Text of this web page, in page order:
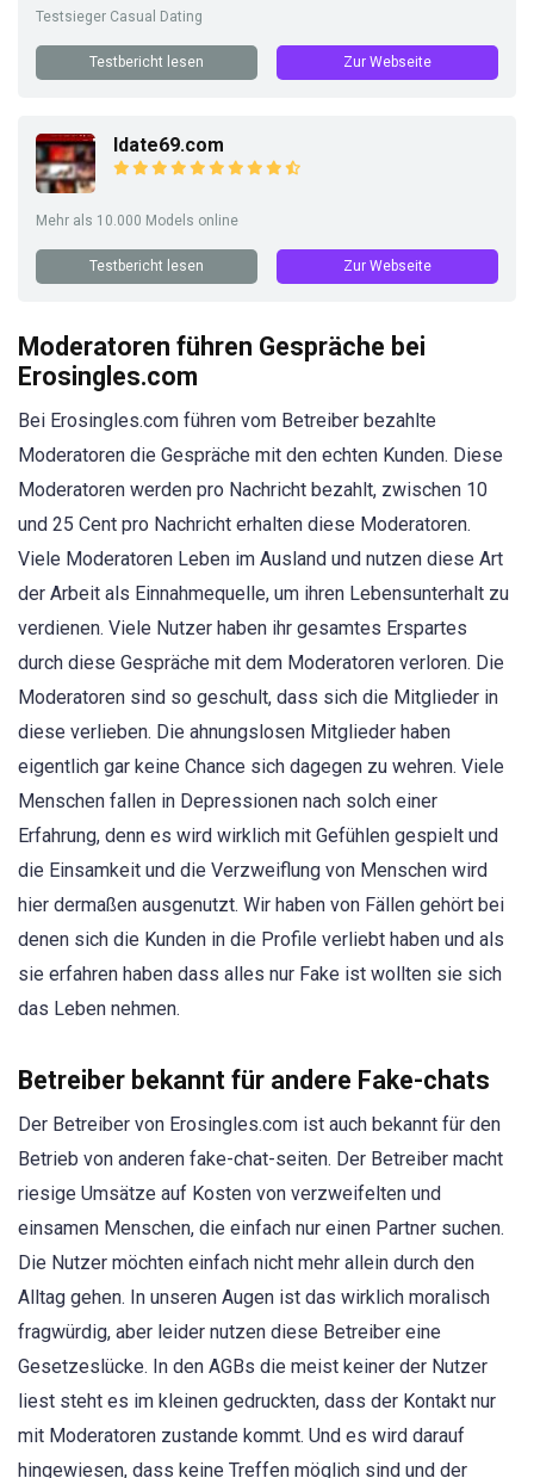
Testsieger Casual Dating
Testbericht lesen Zur Webseite
Idate69.com
Mehr als 10.000 Models online
Testbericht lesen Zur Webseite
Moderatoren führen Gespräche bei
Erosingles.com
Bei Erosingles.com führen vom Betreiber bezahlte
Moderatoren die Gespräche mit den echten Kunden. Diese
Moderatoren werden pro Nachricht bezahlt, zwischen 10
und 25 Cent pro Nachricht erhalten diese Moderatoren.
Viele Moderatoren Leben im Ausland und nutzen diese Art
der Arbeit als Einnahmequelle, um ihren Lebensunterhalt zu
verdienen. Viele Nutzer haben ihr gesamtes Erspartes
durch diese Gespräche mit dem Moderatoren verloren. Die
Moderatoren sind so geschult, dass sich die Mitglieder in
diese verlieben. Die ahnungslosen Mitglieder haben
eigentlich gar keine Chance sich dagegen zu wehren. Viele
Menschen fallen in Depressionen nach solch einer
Erfahrung, denn es wird wirklich mit Gefühlen gespielt und
die Einsamkeit und die Verzweiflung von Menschen wird
hier dermaßen ausgenutzt. Wir haben von Fällen gehört bei
denen sich die Kunden in die Profile verliebt haben und als
sie erfahren haben dass alles nur Fake ist wollten sie sich
das Leben nehmen.
Betreiber bekannt für andere Fake-chats
Der Betreiber von Erosingles.com ist auch bekannt für den
Betrieb von anderen fake-chat-seiten. Der Betreiber macht
riesige Umsätze auf Kosten von verzweifelten und
einsamen Menschen, die einfach nur einen Partner suchen.
Die Nutzer möchten einfach nicht mehr allein durch den
Alltag gehen. In unseren Augen ist das wirklich moralisch
fragwürdig, aber leider nutzen diese Betreiber eine
Gesetzeslücke. In den AGBs die meist keiner der Nutzer
liest steht es im kleinen gedruckten, dass der Kontakt nur
mit Moderatoren zustande kommt. Und es wird darauf
hingewiesen, dass keine Treffen möglich sind und der